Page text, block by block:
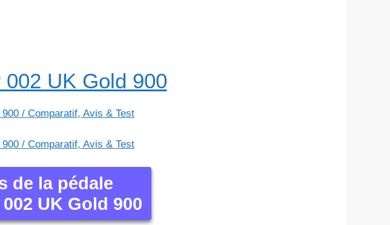
UK Gold 900
de la pédale
UK Gold 900